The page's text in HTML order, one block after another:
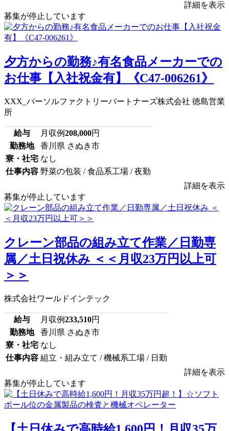
詳細を表示
募集が停止しています
夕方からの勤務♪有名食品メーカーでの
お仕事【入社祝金有】《C47-006261》
XXX_パーソルファクトリーパートナーズ株式会社 徳島営業
所
給与 月収例208,000円
勤務地
香川県 さぬき市
寮・社宅 なし
仕事内容 野菜の包装 / 食品系工場 / 夜勤
詳細を表示
募集が停止しています
クレーン部品の組み立て作業／日勤専
属／土日祝休み ＜＜月収23万円以上可
＞＞
株式会社ワールドインテック
給与 月収例233,510円
勤務地
香川県 さぬき市
寮・社宅 なし
仕事内容 組立・組み立て / 機械系工場 / 日勤
詳細を表示
募集が停止しています